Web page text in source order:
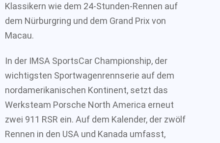
Klassikern wie dem 24-Stunden-Rennen auf
dem Nürburgring und dem Grand Prix von
Macau.
In der IMSA SportsCar Championship, der
wichtigsten Sportwagenrennserie auf dem
nordamerikanischen Kontinent, setzt das
Werksteam Porsche North America erneut
zwei 911 RSR ein. Auf dem Kalender, der zwölf
Rennen in den USA und Kanada umfasst,